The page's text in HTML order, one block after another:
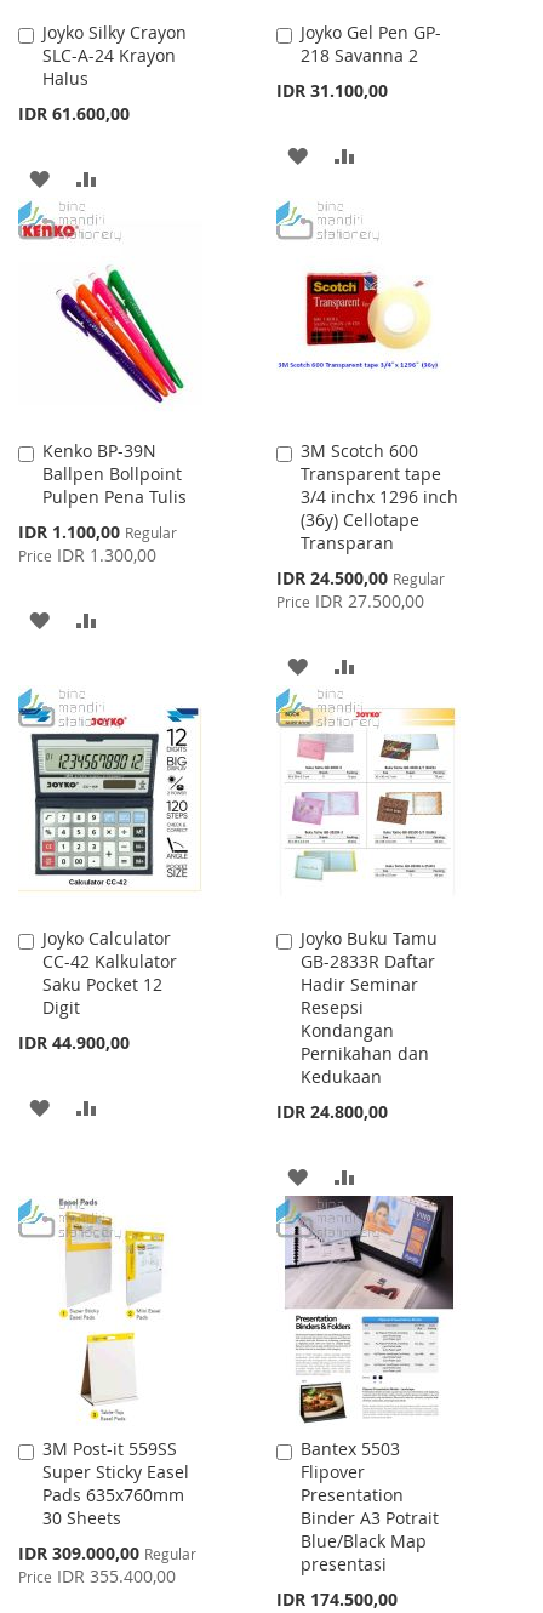
Joyko Silky Crayon
SLC-A-24 Krayon
Halus
IDR 61.600,00
Add
to
Cart
ADD
TO
LIST
TO
COMPARE
Joyko Gel Pen GP-
218 Savanna 2
IDR 31.100,00
Add
to
Cart
ADD
WISH
LIST
COMPARE
Kenko BP-39N
Ballpen Bollpoint
Pulpen Pena Tulis
Special
Price
IDR 1.100,00 Regular
Price IDR 1.300,00
Add
to
Cart
ADD
WISH
LIST
COMPARE
3M Scotch 600
Transparent tape
3/4 inchx 1296 inch
(36y) Cellotape
Transparan
Special
Price
IDR 24.500,00 Regular
Price IDR 27.500,00
Add
to
Cart
ADD
TO
WISH
LIST
TO
COMPARE
Joyko Calculator
CC-42 Kalkulator
Saku Pocket 12
Digit
IDR 44.900,00
Add
to
Cart
ADD
LIST
Joyko Buku Tamu
GB-2833R Daftar
Hadir Seminar
Resepsi
Kondangan
Pernikahan dan
Kedukaan
IDR 24.800,00
Add
to
Cart
ADD
TO
WISH
LIST
TO
COMPARE
3M Post-it 559SS
Super Sticky Easel
Pads 635x760mm
30 Sheets
Special
Price
IDR 309.000,00 Regular
Price IDR 355.400,00
Add
to
Cart
Bantex 5503
Flipover
Presentation
Binder A3 Potrait
Blue/Black Map
presentasi
IDR 174.500,00
Add
to
Cart